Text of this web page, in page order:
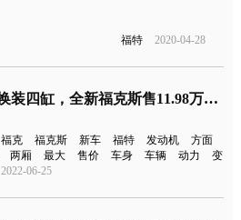
福特 2020-04-28
全系换装四缸，全新福克斯售11.98万元起
福克 福克斯 新车 福特 发动机
方面
两厢 最大 售价 车身 车辆 动力
变
2022-06-25